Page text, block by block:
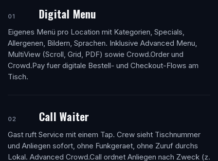
01 Digital Menu
Eigenes Menü pro Location mit Kategorien, Specials,
Allergenen, Bildern, Sprachen. Inklusive Advanced Menu,
MultiView (Scroll, Grid, PDF) sowie Crowd.Order und
Crowd.Pay fuer digitale Bestell- und Checkout-Flows am
Tisch.
02 Call Waiter
Gast ruft Service mit einem Tap. Crew sieht Tischnummer
und Anliegen sofort, ohne Funkgeraet, ohne Zuruf durchs
Lokal. Advanced Crowd.Call ordnet Anliegen nach Zweck (z.